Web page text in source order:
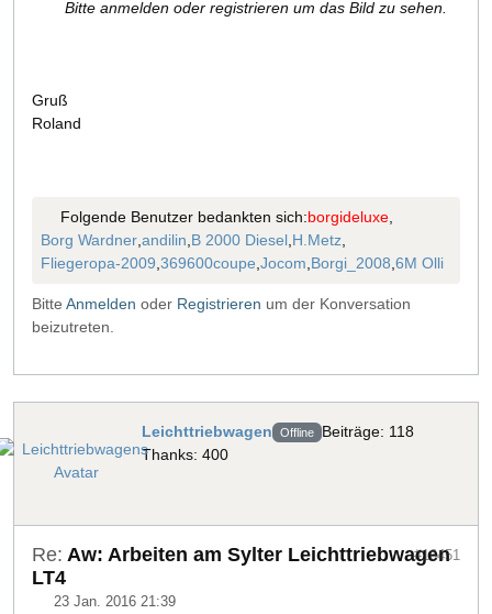
Bitte anmelden oder registrieren um das Bild zu sehen.
Gruß
Roland
Folgende Benutzer bedankten sich:borgideluxe,
Borg Wardner andilin B 2000 Diesel H.Metz
Fliegeropa-2009 369600coupe Jocom Borgi_2008 6M Olli
Bitte Anmelden oder Registrieren um der Konversation
beizutreten.
Leichttriebwagen Offline Beiträge: 118
Thanks: 400
Re: Aw: Arbeiten am Sylter Leichttriebwagen
LT4
23 Jan. 2016 21:39
#16451